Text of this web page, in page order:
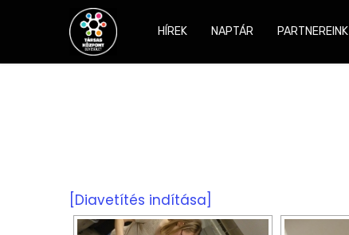
HÍREK NAPTÁR PARTNEREINK
[Diavetítés indítása]